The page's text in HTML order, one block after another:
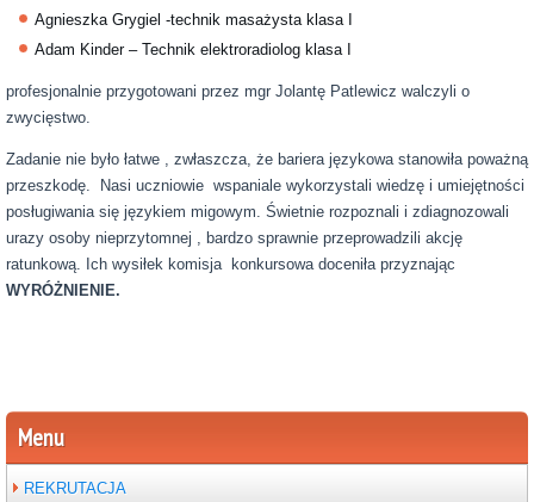
Menu
REKRUTACJA
Agnieszka Grygiel -technik masażysta klasa I
Adam Kinder – Technik elektroradiolog klasa I
profesjonalnie przygotowani przez mgr Jolantę Patlewicz walczyli o
zwycięstwo.
Zadanie nie było łatwe , zwłaszcza, że bariera językowa stanowiła poważną
przeszkodę. Nasi uczniowie wspaniale wykorzystali wiedzę i umiejętności
posługiwania się językiem migowym. Świetnie rozpoznali i zdiagnozowali
urazy osoby nieprzytomnej , bardzo sprawnie przeprowadzili akcję
ratunkową. Ich wysiłek komisja konkursowa doceniła przyznając
WYRÓŻNIENIE.